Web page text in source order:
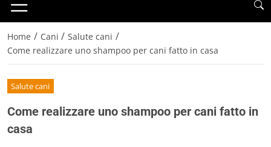
Home / Cani / Salute cani /
Come realizzare uno shampoo per cani fatto in casa
Salute cani
Come realizzare uno shampoo per cani fatto in
casa